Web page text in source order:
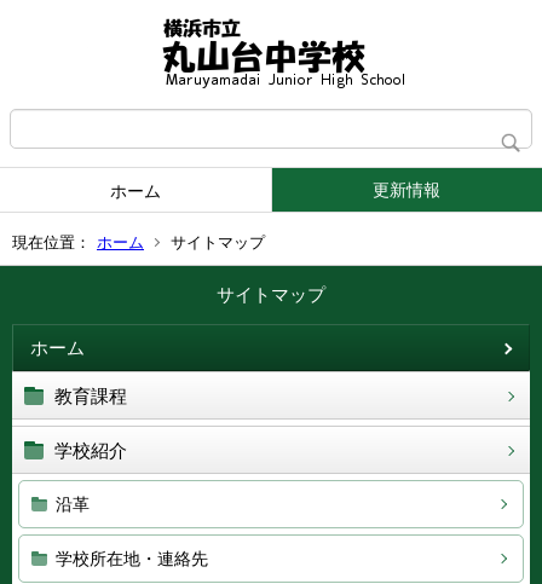
ホーム 更新情報
現在位置： ホーム サイトマップ
サイトマップ
ホーム
教育課程
学校紹介
沿革
学校所在地・連絡先